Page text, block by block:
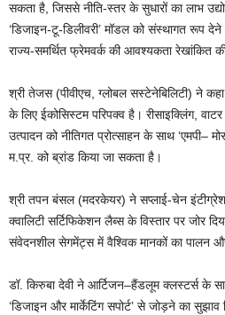
सकता है, जिससे नीति-स्तर के सुधारों का लाभ
‘डिजाइन-टू-डिलीवरी’ मॉडल को संस्थागत रूप
राज्य-समर्थित फ्रेमवर्क की आवश्यकता रेखांकित
श्री तेजस (पीवीएच, ग्लोबल सस्टेनेबिलिटी) ने
के लिए ईकोसिस्टम परिपक्व है। रीसाइक्लिंग,
उत्पादन को नीतिगत प्रोत्साहन के साथ
म.प्र. को ब्रांड किया जा सकता है।
श्री तपन बंसल (मदरकेयर) ने सप्लाई-चेन
क्वालिटी सर्टिफिकेशन लैब्स के विस्तार पर जोर
संवेदनशील सेगमेंट्स में वैश्विक मानकों का पालन
डॉ. किरुबा देवी ने आर्टिजन–हैंडलूम क्लस्टर्स के
‘डिजाइन और मार्केटिंग सपोर्ट’ से जोड़ने का